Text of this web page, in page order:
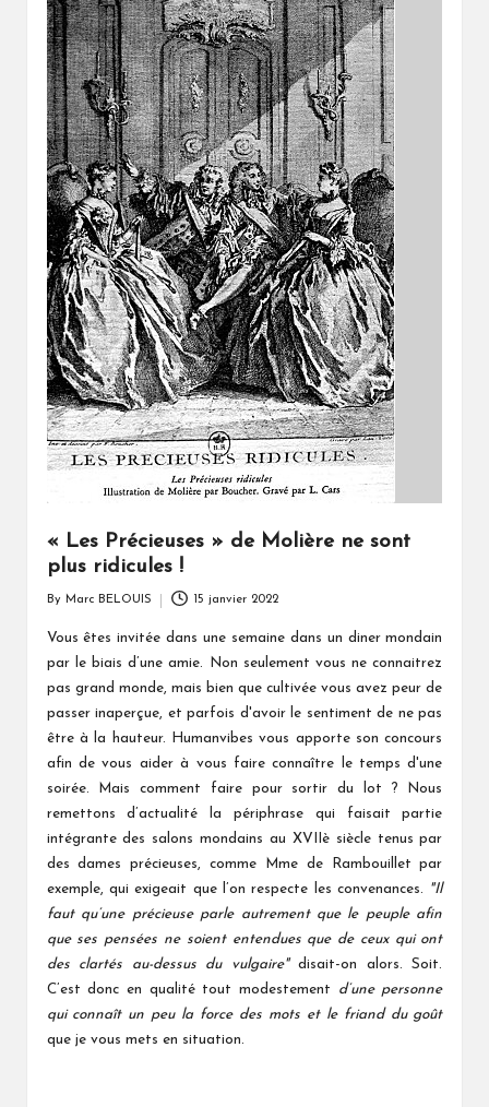
« Les Précieuses » de Molière ne sont
plus ridicules !
by
By Marc BELOUIS 15 janvier 2022
Vous êtes invitée dans une semaine dans un diner mondain
par le biais d’une amie. Non seulement vous ne connaitrez
pas grand monde, mais bien que cultivée vous avez peur de
passer inaperçue, et parfois d'avoir le sentiment de ne pas
être à la hauteur. Humanvibes vous apporte son concours
afin de vous aider à vous faire connaître le temps d'une
soirée. Mais comment faire pour sortir du lot ? Nous
remettons d’actualité la périphrase qui faisait partie
intégrante des salons mondains au XVIIè siècle tenus par
des dames précieuses, comme Mme de Rambouillet par
exemple, qui exigeait que l’on respecte les convenances.
"Il
faut qu’une précieuse parle autrement que le peuple afin
que ses pensées ne soient entendues que de ceux qui ont
des clartés au-dessus du vulgaire"disait-on alors. Soit.
C’est donc en qualité tout modestement d’une personne
qui connaît un peu la force des mots et le friand du goût
que je vous mets en situation.